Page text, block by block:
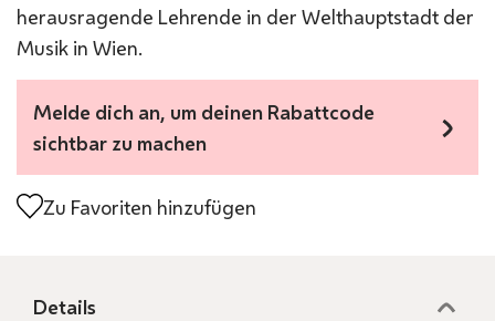
herausragende Lehrende in der Welthauptstadt der
Musik in Wien.
Melde dich an, um deinen Rabattcode
sichtbar zu machen
Zu Favoriten hinzufügen
Details